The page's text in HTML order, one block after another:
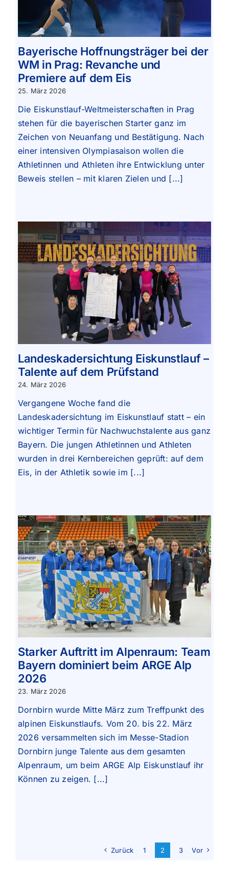
Bayerische Hoffnungsträger bei der
WM in Prag: Revanche und
Premiere auf dem Eis
25. März 2026
Die Eiskunstlauf-Weltmeisterschaften in Prag
stehen für die bayerischen Starter ganz im
Zeichen von Neuanfang und Bestätigung. Nach
einer intensiven Olympiasaison wollen die
Athletinnen und Athleten ihre Entwicklung unter
Beweis stellen – mit klaren Zielen und [...]
Landeskadersichtung Eiskunstlauf –
Talente auf dem Prüfstand
24. März 2026
Vergangene Woche fand die
Landeskadersichtung im Eiskunstlauf statt – ein
wichtiger Termin für Nachwuchstalente aus ganz
Bayern. Die jungen Athletinnen und Athleten
wurden in drei Kernbereichen geprüft: auf dem
Eis, in der Athletik sowie im [...]
Starker Auftritt im Alpenraum: Team
Bayern dominiert beim ARGE Alp
2026
23. März 2026
Dornbirn wurde Mitte März zum Treffpunkt des
alpinen Eiskunstlaufs. Vom 20. bis 22. März
2026 versammelten sich im Messe-Stadion
Dornbirn junge Talente aus dem gesamten
Alpenraum, um beim ARGE Alp Eiskunstlauf ihr
Können zu zeigen. [...]
Zurück 1 2 3 Vor